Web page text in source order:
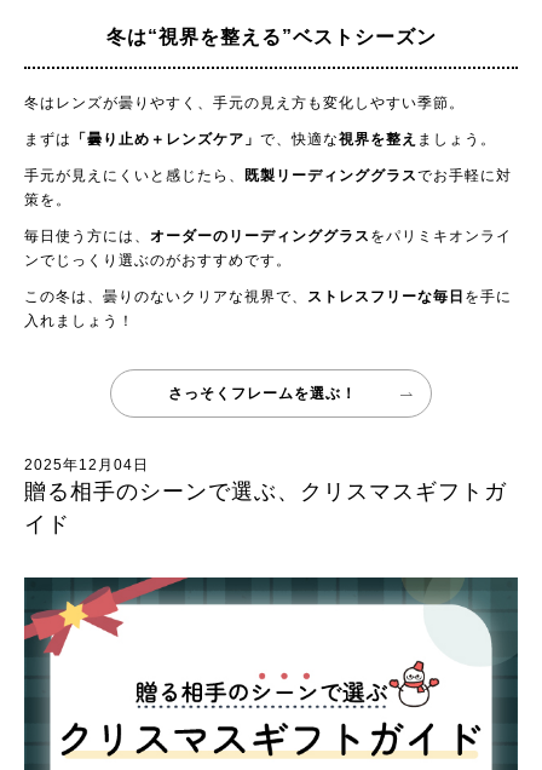
冬は“視界を整える”ベストシーズン
冬はレンズが曇りやすく、手元の見え方も変化しやすい季節。
まずは 「曇り止め＋レンズケア」 で、快適な視界を整え ましょう。
手元が見えにくいと感じたら、 既製リーディンググラスでお手軽に対
策を。
毎日使う方には、 オーダーのリーディンググラス をパリミキオンライ
ンでじっくり選ぶのがおすすめです。
この冬は、曇りのないクリアな視界で、 ストレスフリーな毎日 を手に
入れましょう！
さっそくフレームを選ぶ！
2025年12月04日
贈る相手のシーンで選ぶ、クリスマスギフトガ
イド